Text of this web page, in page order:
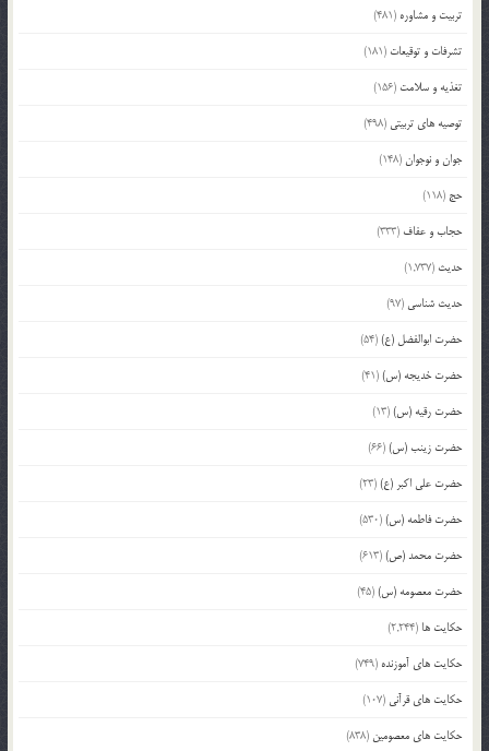
تربیت و مشاوره (481)
تشرفات و توقیعات (181)
تغذیه و سلامت (156)
توصیه های تربیتی (498)
جوان و نوجوان(148)
حج (118)
حجاب و عفاف (333)
حدیث (1,737)
حدیث شناسی (97)
حضرت ابوالفضل (ع)(54)
حضرت خدیجه (س)(41)
حضرت رقیه (س)(13)
حضرت زینب (س)(66)
حضرت علی اکبر (ع)(23)
حضرت فاطمه (س)(530)
حضرت محمد (ص)(613)
حضرت معصومه (س)(45)
حکایت ها (2,244)
حکایت های آموزنده (749)
حکایت های قرآنی (107)
حکایت های معصومین (838)